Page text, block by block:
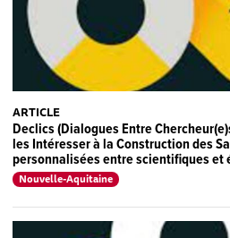
ARTICLE
Declics (Dialogues Entre
les Intéresser à la Construction des
personnalisées entre scientifiques et
Nouvelle-Aquitaine